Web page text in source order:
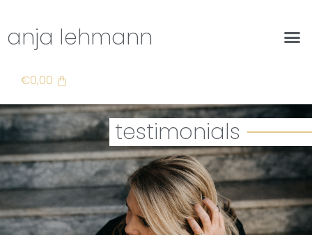
anja lehmann
€0,00
testimonials